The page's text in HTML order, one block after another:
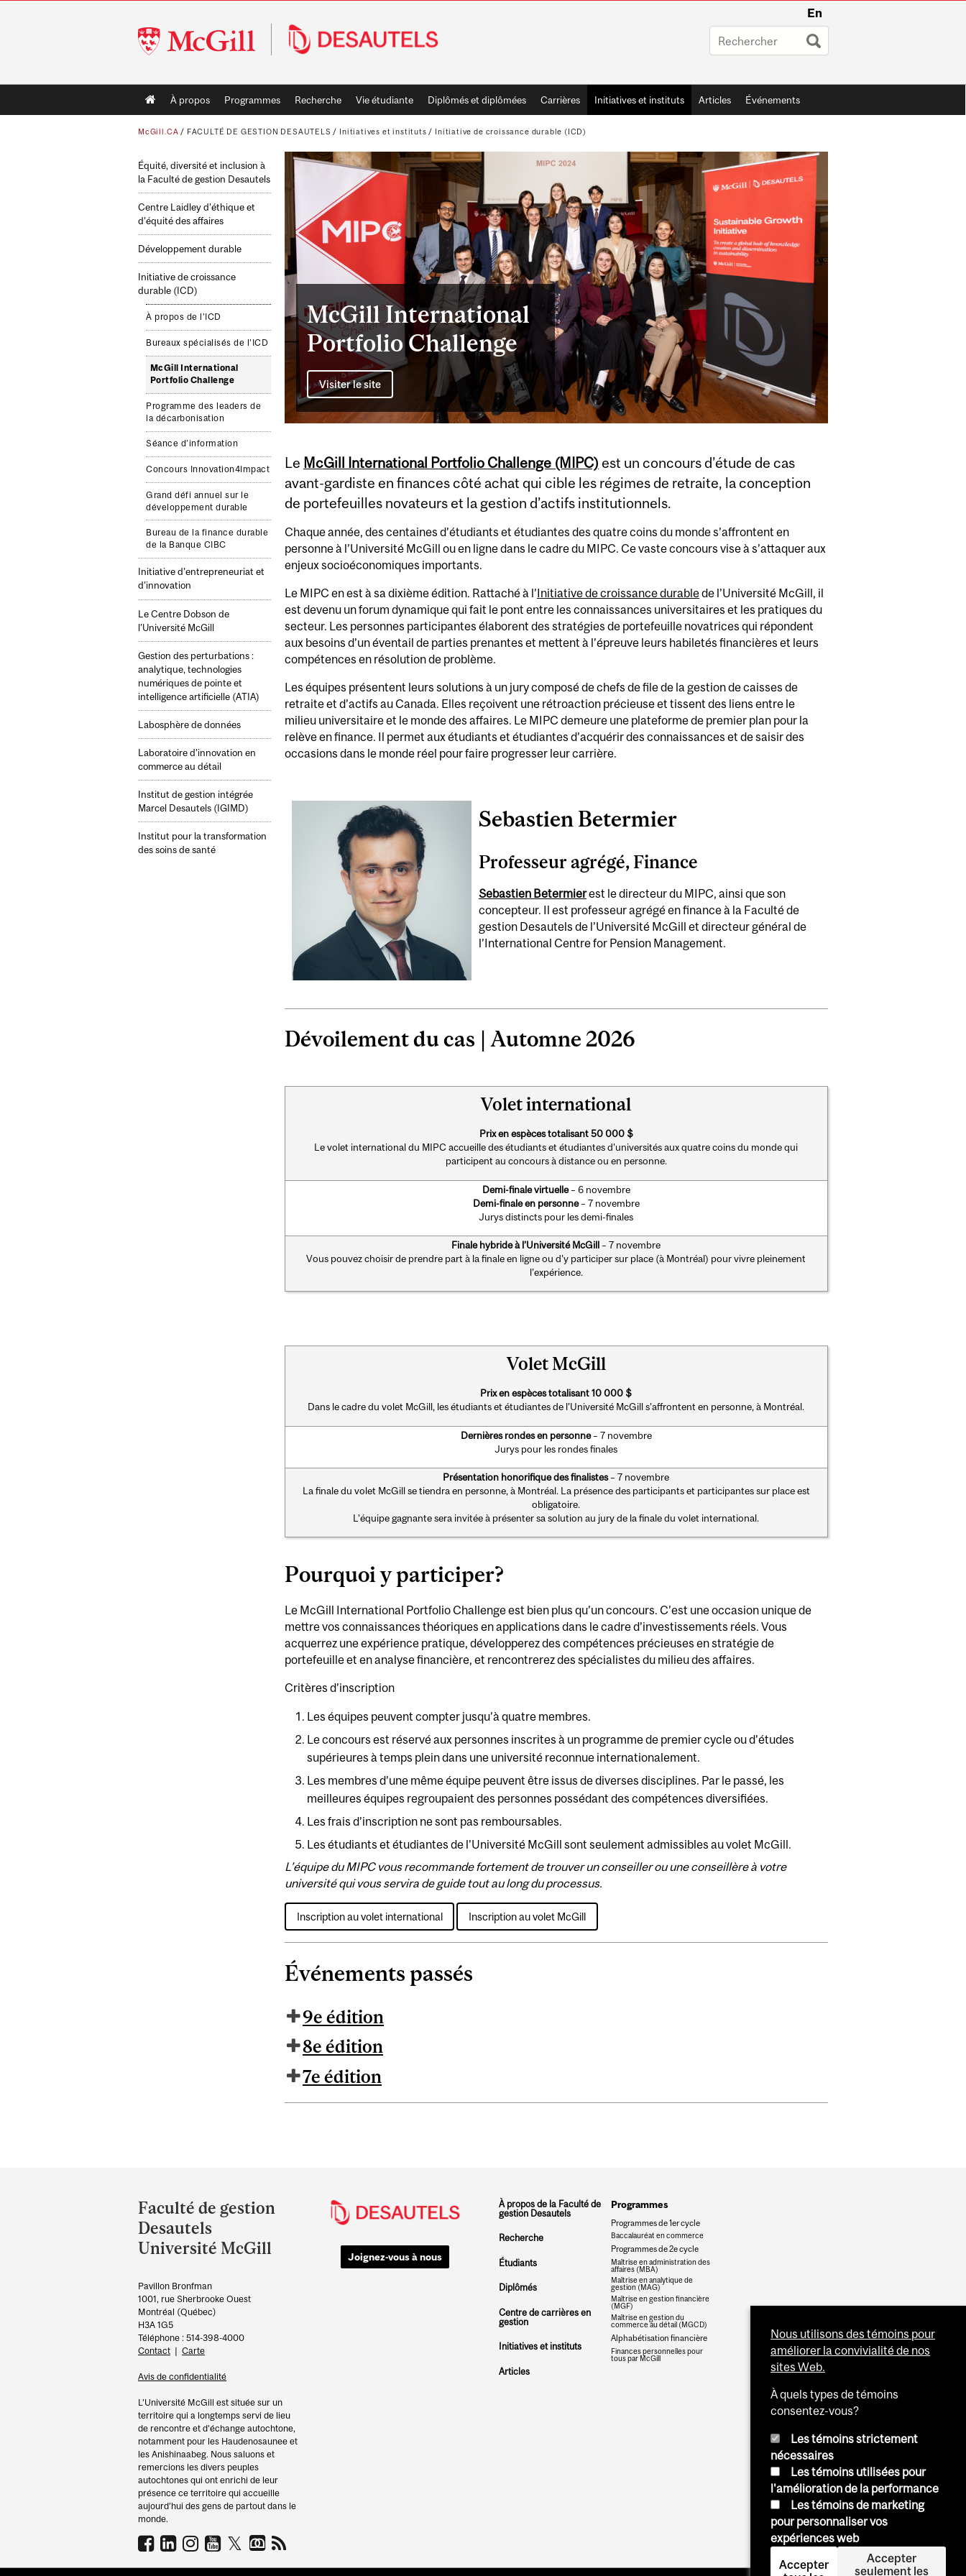
McGill
University
En
Main
navigation
À propos Programmes Recherche Vie étudiante Diplômés et diplômées Carrières Initiatives et instituts Articles Événements
McGill.CA / FACULTÉ DE GESTION DESAUTELS / Initiatives et instituts / Initiative de croissance durable (ICD)
Équité, diversité et inclusion à
la Faculté de gestion Desautels
Centre Laidley d’éthique et
d’équité des affaires
Développement durable
Initiative de croissance
durable (ICD)
À propos de l’ICD
Bureaux spécialisés de l’ICD
McGill International
Portfolio Challenge
Programme des leaders de
la décarbonisation
Séance d’information
Concours Innovation4Impact
Grand défi annuel sur le
développement durable
Bureau de la finance durable
de la Banque CIBC
Initiative d’entrepreneuriat et
d’innovation
Le Centre Dobson de
l’Université McGill
Gestion des perturbations :
analytique, technologies
numériques de pointe et
intelligence artificielle (ATIA)
Labosphère de données
Laboratoire d’innovation en
commerce au détail
Institut de gestion intégrée
Marcel Desautels (IGIMD)
Institut pour la transformation
des soins de santé
McGill International
Portfolio Challenge
Visiter le site
Le McGill International Portfolio Challenge (MIPC) est un concours d’étude de cas
avant-gardiste en finances côté achat qui cible les régimes de retraite, la conception
de portefeuilles novateurs et la gestion d’actifs institutionnels.
Chaque année, des centaines d’étudiants et étudiantes des quatre coins du monde s’affrontent en
personne à l’Université McGill ou en ligne dans le cadre du MIPC. Ce vaste concours vise à s’attaquer aux
enjeux socioéconomiques importants.
Le MIPC en est à sa dixième édition. Rattaché à l’Initiative de croissance durablede l’Université McGill, il
est devenu un forum dynamique qui fait le pont entre les connaissances universitaires et les pratiques du
secteur. Les personnes participantes élaborent des stratégies de portefeuille novatrices qui répondent
aux besoins d’un éventail de parties prenantes et mettent à l’épreuve leurs habiletés financières et leurs
compétences en résolution de problème.
Les équipes présentent leurs solutions à un jury composé de chefs de file de la gestion de caisses de
retraite et d’actifs au Canada. Elles reçoivent une rétroaction précieuse et tissent des liens entre le
milieu universitaire et le monde des affaires. Le MIPC demeure une plateforme de premier plan pour la
relève en finance. Il permet aux étudiants et étudiantes d’acquérir des connaissances et de saisir des
occasions dans le monde réel pour faire progresser leur carrière.
Sebastien Betermier
Professeur agrégé, Finance
Sebastien Betermierest le directeur du MIPC, ainsi que son
concepteur. Il est professeur agrégé en finance à la Faculté de
gestion Desautels de l’Université McGill et directeur général de
l’International Centre for Pension Management.
Dévoilement du cas | Automne 2026
Volet international
Prix en espèces totalisant 50 000 $
Le volet international du MIPC accueille des étudiants et étudiantes d’universités aux quatre coins du monde qui
participent au concours à distance ou en personne.
Demi-finale virtuelle– 6 novembre
Demi-finale en personne– 7 novembre
Jurys distincts pour les demi-finales
Finale hybride à l’Université McGill– 7 novembre
Vous pouvez choisir de prendre part à la finale en ligne ou d’y participer sur place (à Montréal) pour vivre pleinement
l’expérience.
Volet McGill
Prix en espèces totalisant 10 000 $
Dans le cadre du volet McGill, les étudiants et étudiantes de l’Université McGill s’affrontent en personne, à Montréal.
Dernières rondes en personne– 7 novembre
Jurys pour les rondes finales
Présentation honorifique des finalistes– 7 novembre
La finale du volet McGill se tiendra en personne, à Montréal. La présence des participants et participantes sur place est
obligatoire.
L’équipe gagnante sera invitée à présenter sa solution au jury de la finale du volet international.
Pourquoi y participer?
Le McGill International Portfolio Challenge est bien plus qu’un concours. C’est une occasion unique de
mettre vos connaissances théoriques en applications dans le cadre d’investissements réels. Vous
acquerrez une expérience pratique, développerez des compétences précieuses en stratégie de
portefeuille et en analyse financière, et rencontrerez des spécialistes du milieu des affaires.
Critères d’inscription
Les équipes peuvent compter jusqu’à quatre membres.
Le concours est réservé aux personnes inscrites à un programme de premier cycle ou d’études
supérieures à temps plein dans une université reconnue internationalement.
Les membres d’une même équipe peuvent être issus de diverses disciplines. Par le passé, les
meilleures équipes regroupaient des personnes possédant des compétences diversifiées.
Les frais d’inscription ne sont pas remboursables.
Les étudiants et étudiantes de l’Université McGill sont seulement admissibles au volet McGill.
L’équipe du MIPC vous recommande fortement de trouver un conseiller ou une conseillère à votre
université qui vous servira de guide tout au long du processus.
Inscription au volet international Inscription au volet McGill
Événements passés
9e édition
8e édition
7e édition
and
University
Information
Faculté de gestion
Desautels
Université McGill
Pavillon Bronfman
1001, rue Sherbrooke Ouest
Montréal (Québec)
H3A 1G5
Téléphone : 514-398-4000
Contact | Carte
Avis de confidentialité
L’Université McGill est située sur un
territoire qui a longtemps servi de lieu
de rencontre et d’échange autochtone,
notamment pour les Haudenosaunee et
les Anishinaabeg. Nous saluons et
remercions les divers peuples
autochtones qui ont enrichi de leur
présence ce territoire qui accueille
aujourd’hui des gens de partout dans le
monde.
Joignez-vous à nous
À propos de la Faculté de
gestion Desautels
Recherche
Étudiants
Diplômés
Centre de carrières en
gestion
Initiatives et instituts
Articles
Programmes
Programmes de 1er cycle
Baccalauréat en commerce
Programmes de 2e cycle
Maîtrise en administration des
affaires (MBA)
Maîtrise en analytique de
gestion (MAG)
Maîtrise en gestion financière
(MGF)
Maîtrise en gestion du
commerce au détail (MGCD)
Alphabétisation financière
Finances personnelles pour
tous par McGill
Nous utilisons des témoins pour
améliorer la convivialité de nos
sites Web.
À quels types de témoins
consentez-vous?
Les témoins strictement
nécessaires
Les témoins utilisées pour
l'amélioration de la performance
Les témoins de marketing
pour personnaliser vos
expériences web
Accepter
Accepter
seulement les